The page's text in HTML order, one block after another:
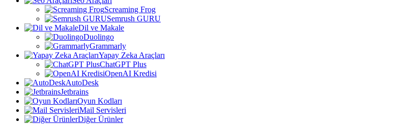
Screaming Frog
Semrush GURU
Dil ve Makale
Duolingo
Grammarly
Yapay Zeka Araçları
ChatGPT Plus
OpenAI Kredisi
AutoDesk
Jetbrains
Oyun Kodları
Mail Servisleri
Diğer Ürünler